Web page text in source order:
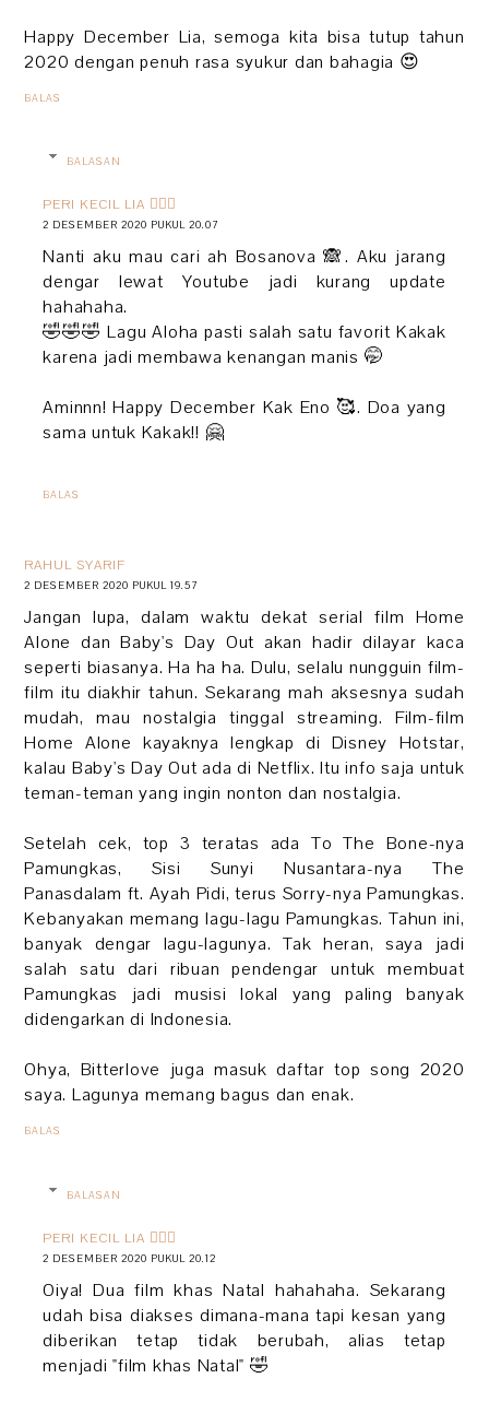
Happy December Lia, semoga kita bisa tutup tahun
2020 dengan penuh rasa syukur dan bahagia 😍
BALAS
BALASAN
PERI KECIL LIA 🧚🏻‍♀️
2 DESEMBER 2020 PUKUL 20.07
Nanti aku mau cari ah Bosanova 🙈. Aku jarang
dengar lewat Youtube jadi kurang update
hahahaha.
🤣🤣🤣 Lagu Aloha pasti salah satu favorit Kakak
karena jadi membawa kenangan manis 🤭
Aminnn! Happy December Kak Eno 🥰. Doa yang
sama untuk Kakak!! 🤗
BALAS
RAHUL SYARIF
2 DESEMBER 2020 PUKUL 19.57
Jangan lupa, dalam waktu dekat serial film Home
Alone dan Baby's Day Out akan hadir dilayar kaca
seperti biasanya. Ha ha ha. Dulu, selalu nungguin film-
film itu diakhir tahun. Sekarang mah aksesnya sudah
mudah, mau nostalgia tinggal streaming. Film-film
Home Alone kayaknya lengkap di Disney Hotstar,
kalau Baby's Day Out ada di Netflix. Itu info saja untuk
teman-teman yang ingin nonton dan nostalgia.
Setelah cek, top 3 teratas ada To The Bone-nya
Pamungkas, Sisi Sunyi Nusantara-nya The
Panasdalam ft. Ayah Pidi, terus Sorry-nya Pamungkas.
Kebanyakan memang lagu-lagu Pamungkas. Tahun ini,
banyak dengar lagu-lagunya. Tak heran, saya jadi
salah satu dari ribuan pendengar untuk membuat
Pamungkas jadi musisi lokal yang paling banyak
didengarkan di Indonesia.
Ohya, Bitterlove juga masuk daftar top song 2020
saya. Lagunya memang bagus dan enak.
BALAS
BALASAN
PERI KECIL LIA 🧚🏻‍♀️
2 DESEMBER 2020 PUKUL 20.12
Oiya! Dua film khas Natal hahahaha. Sekarang
udah bisa diakses dimana-mana tapi kesan yang
diberikan tetap tidak berubah, alias tetap
menjadi "film khas Natal" 🤣